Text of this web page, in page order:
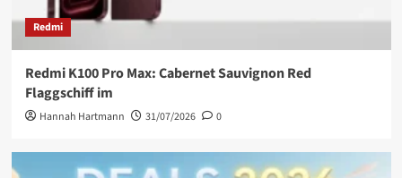
Redmi
Redmi K100 Pro Max: Cabernet Sauvignon Red
Flaggschiff im
Hannah Hartmann 31/07/2026 0